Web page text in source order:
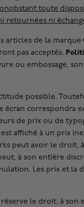
toute
retournées ni
articles de la marque
pas acceptés.
ou embossage,
possible.
écran correspondra
de prix ou de
affiché à un prix
peut avoir le droit,
à son entière
Les prix et la
le droit, à son